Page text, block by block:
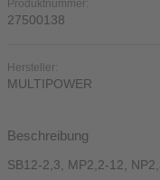
Produktnummer:
27500138
Hersteller:
MULTIPOWER
Beschreibung
SB12-2,3, MP2,2-12,